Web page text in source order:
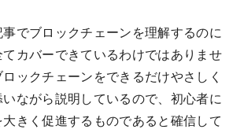
でブロックチェーンを理解するのに
カバーできているわけではありませ
ックチェーンをできるだけやさしく
ながら説明しているので、初心者に
きく促進するものであると確信して